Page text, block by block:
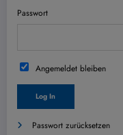
Passwort
Angemeldet bleiben
Passwort zurücksetzen